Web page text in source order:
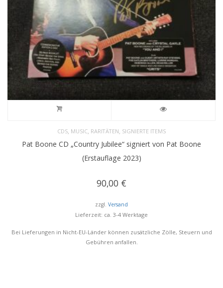
CDS MUSIC RARITÄTEN SIGNIERTE ITEMS
Pat Boone CD „Country Jubilee“ signiert von Pat Boone
(Erstauflage 2023)
90,00 €
zzgl. Versand
Lieferzeit: ca. 3-4 Werktage
Bei Lieferungen in Nicht-EU-Länder können zusätzliche Zölle, Steuern und
Gebühren anfallen.